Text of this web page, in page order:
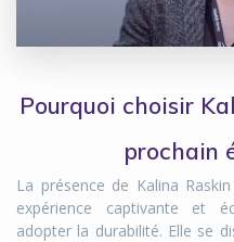
Pourquoi choisir
prochain
La présence de Kalina
expérience captivante et
adopter la durabilité. Elle se